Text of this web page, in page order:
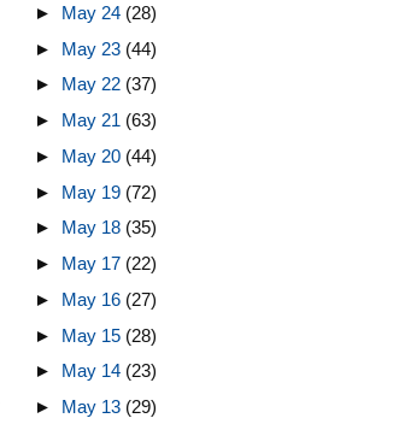
► May 24 (28)
► May 23 (44)
► May 22 (37)
► May 21 (63)
► May 20 (44)
► May 19 (72)
► May 18 (35)
► May 17 (22)
► May 16 (27)
► May 15 (28)
► May 14 (23)
► May 13 (29)